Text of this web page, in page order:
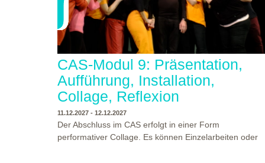
CAS-Modul 9: Präsentation,
Aufführung, Installation,
Collage, Reflexion
11.12.2027 - 12.12.2027
Der Abschluss im CAS erfolgt in einer Form
performativer Collage. Es können Einzelarbeiten oder